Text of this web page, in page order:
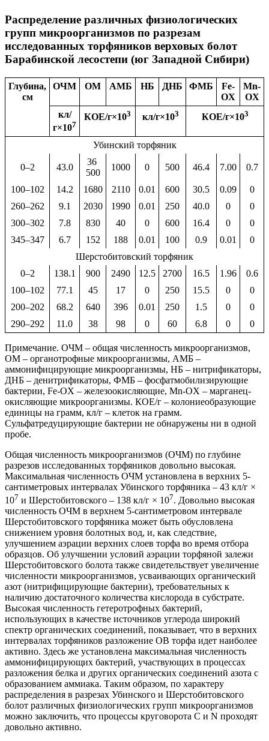
Распределение различных физиологических
групп микроорганизмов по разрезам
исследованных торфяников верховых болот
Барабинской лесостепи (юг Западной Сибири)
Глубина,
см
ОЧМ ОМ АМБ НБ ДНБ ФМБ
Fe-
OX
Mn-
OX
кл/
г×107
КОЕ/г×103 кл/г×103 КОЕ/г×103
Убинский торфяник
0–2 43.0
36
500
1000 0 500 46.4 7.00 0.7
100–102 14.2 1680 2110 0.01 600 30.5 0.09
0
260–262
9.1 2030 1990 0.01 250 40.0 0
0
300–302
7.8 830 40 0 600 16.4 0
0
345–347
6.7 152 188 0.01 100 0.9 0.01
0
Шерстобитовский торфяник
0–2
138.1 900 2490 12.5 2700 16.5 1.96
0.6
100–102
77.1 45 17 0 250 15.5 0
0
200–202
68.2 640 396 0.01 250 1.5 0
0
290–292
11.0 38 98 0 60 6.8 0 0
Примечание. ОЧМ – общая численность микроорганизмов,
ОМ – органотрофные микроорганизмы, АМБ –
аммонифицирующие микроорганизмы, НБ – нитрификаторы,
ДНБ – денитрификаторы, ФМБ – фосфатмобилизирующие
бактерии, Fe-OX – железоокисляющие, Mn-OX – марганец-
окисляющие микроорганизмы. КОЕ/г – колониеобразующие
единицы на грамм, кл/г – клеток на грамм.
Сульфатредуцирующие бактерии не обнаружены ни в одной
пробе.
Общая численность микроорганизмов (ОЧМ) по глубине
разрезов исследованных торфяников довольно высокая.
Максимальная численность ОЧМ установлена в верхних 5-
сантиметровых интервалах Убинского торфяника – 43 кл/г ×
107 и Шерстобитовского – 138 кл/г × 107. Довольно высокая
численность ОЧМ в верхнем 5-сантиметровом интервале
Шерстобитовского торфяника может быть обусловлена
снижением уровня болотных вод, и, как следствие,
улучшением аэрации верхних слоев торфа во время отбора
образцов. Об улучшении условий аэрации торфяной залежи
Шерстобитовского болота также свидетельствует увеличение
численности микроорганизмов, усваивающих органический
азот (нитрифицирующие бактерии), требовательных к
наличию достаточного количества кислорода в субстрате.
Высокая численность гетеротрофных бактерий,
использующих в качестве источников углерода широкий
спектр органических соединений, показывает, что в верхних
интервалах торфяников разложение ОВ торфа идет наиболее
активно. Здесь же установлена максимальная численность
аммонифицирующих бактерий, участвующих в процессах
разложения белка и других органических соединений азота с
образованием аммиака. Таким образом, по характеру
распределения в разрезах Убинского и Шерстобитовского
болот различных физиологических групп микроорганизмов
можно заключить, что процессы круговорота C и N проходят
довольно активно.